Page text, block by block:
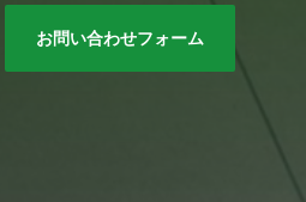
お問い合わせフォーム